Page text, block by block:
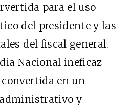
para el uso
del presidente y las
del fiscal general.
Nacional ineficaz
en un
y